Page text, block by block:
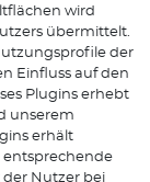
wird
übermittelt.
der
Einfluss auf den
Plugins erhebt
unserem
erhält
entsprechende
der Nutzer bei